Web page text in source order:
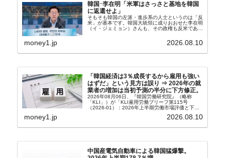
韓国･李在明「米軍はさっさと基地を韓国
に返還せよ」
そもそも韓国の左派・進歩系の人士というのは「反
米」が基本です。韓国大統領に成りおおせた李在明
（イ・ジェミョン）さんも、その政権も反米であ
（アン・ギュベク）さんが国防部長（長官）を努め
money1.jp 2026.08.10
「韓国経済は3％成長するから雇用も強い
はずだ」という見方は誤り ⇒ 2026年の就
業者の増加は当初予測の半分に下方修正。
2026年08月06日、『韓国労働研究院』（略称
「KLI」）が「KLI雇用労働ブリーフ第115号
（2026-01）：2026年上半期労働市場評価と下半
期労働市場展望」を公表しました。Money1でも何
度もご紹介していますが、政府が何よりも大...
money1.jp 2026.08.10
中国産電気自動車による韓国猛爆撃。